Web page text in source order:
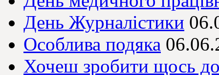
День Журналістики
Особлива подяка
Хочеш зробити щось